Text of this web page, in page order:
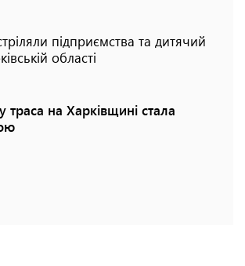
підприємства та дитячий
області
траса на Харківщині стала